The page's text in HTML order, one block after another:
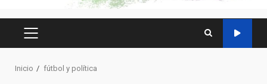
MENÚ
Inicio fútbol y política